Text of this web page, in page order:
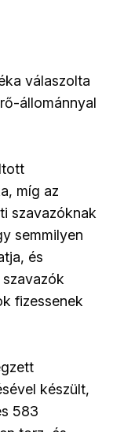
válaszolta
állománnyal
míg az
szavazóknak
semmilyen
és
fizessenek
készült,
583